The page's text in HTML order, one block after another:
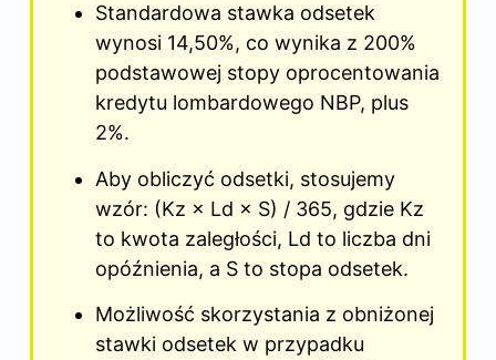
Standardowa stawka odsetek
wynosi 14,50%, co wynika z 200%
podstawowej stopy oprocentowania
kredytu lombardowego NBP, plus
2%.
Aby obliczyć odsetki, stosujemy
wzór: (Kz × Ld × S) / 365, gdzie Kz
to kwota zaległości, Ld to liczba dni
opóźnienia, a S to stopa odsetek.
Możliwość skorzystania z obniżonej
stawki odsetek w przypadku